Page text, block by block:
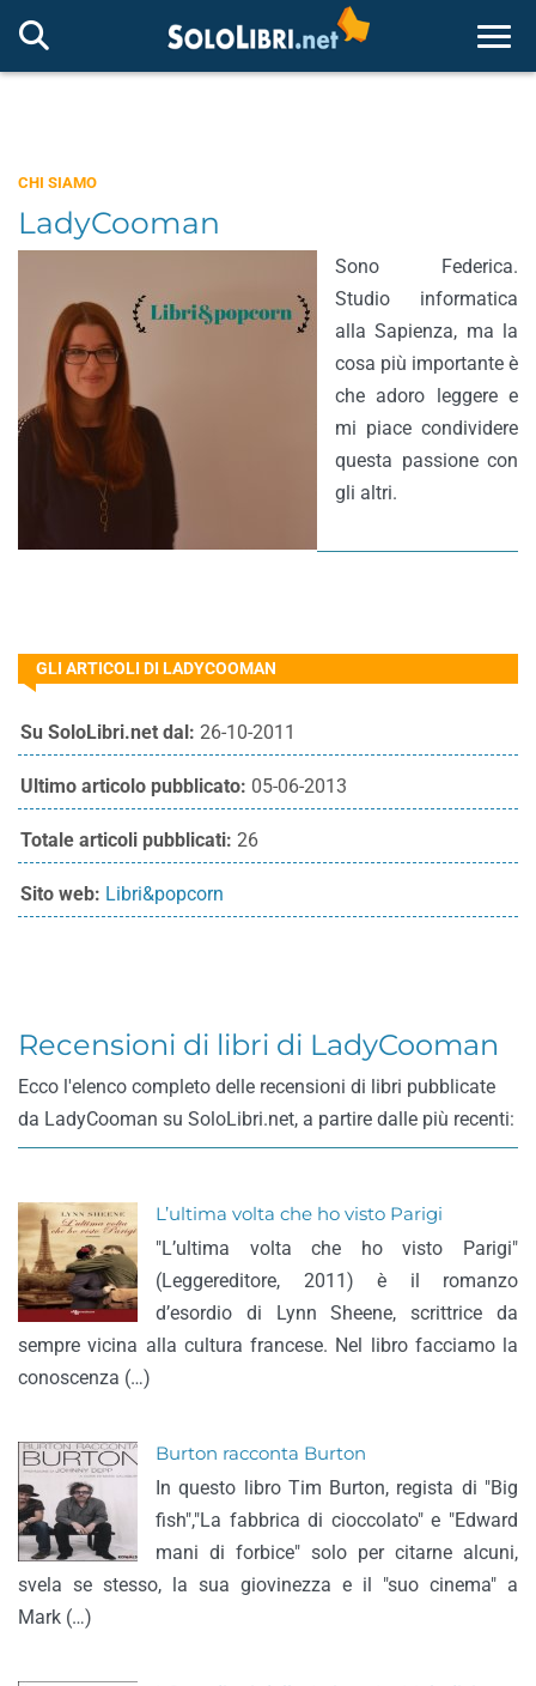
CHI SIAMO
LadyCooman
Sono Federica.
Studio informatica
alla Sapienza, ma la
cosa più importante è
che adoro leggere e
mi piace condividere
questa passione con
gli altri.
GLI ARTICOLI DI LADYCOOMAN
Su SoloLibri.net dal: 26-10-2011
Ultimo articolo pubblicato: 05-06-2013
Totale articoli pubblicati: 26
Sito web: Libri&popcorn
Recensioni di libri di LadyCooman
Ecco l'elenco completo delle recensioni di libri pubblicate
da LadyCooman su SoloLibri.net, a partire dalle più recenti:
L’ultima volta che ho visto Parigi
"L’ultima volta che ho visto Parigi"
(Leggereditore, 2011) è il romanzo
d’esordio di Lynn Sheene, scrittrice da
sempre vicina alla cultura francese. Nel libro facciamo la
conoscenza (…)
Burton racconta Burton
In questo libro Tim Burton, regista di "Big
fish","La fabbrica di cioccolato" e "Edward
mani di forbice" solo per citarne alcuni,
svela se stesso, la sua giovinezza e il "suo cinema" a
Mark (…)